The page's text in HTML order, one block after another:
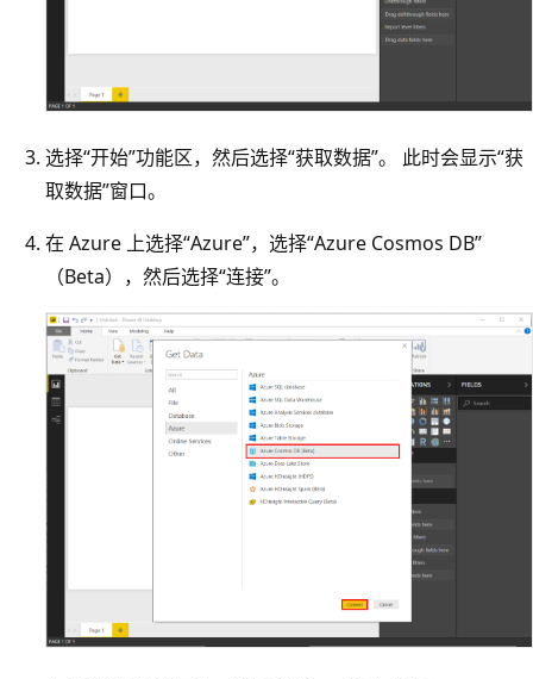
选择“开始”功能区，然后选择“获取数据”。 此时会显示“获
取数据”窗口。
在 Azure 上选择“Azure”，选择“Azure Cosmos DB”
（Beta），然后选择“连接”。